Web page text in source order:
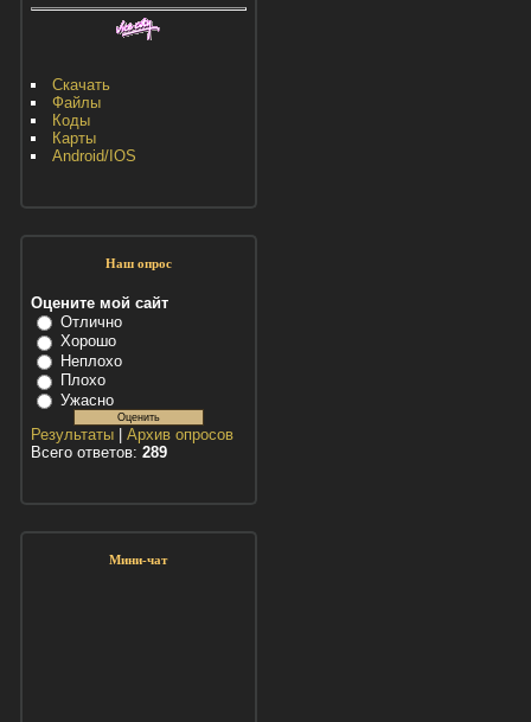
Скачать
Файлы
Коды
Карты
Android/IOS
Наш опрос
Оцените мой сайт
Отлично
Хорошо
Неплохо
Плохо
Ужасно
Результаты| Архив опросов
Всего ответов: 289
Мини-чат